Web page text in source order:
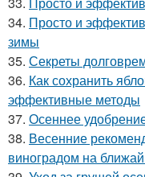
34. Просто и
зимы
35. Секреты
36. Как сохранить
эффективные методы
37. Осеннее
38. Весенние
виноградом на